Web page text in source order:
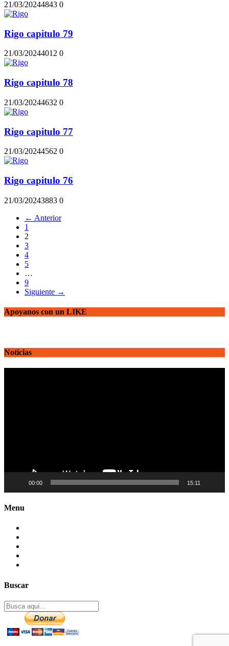
21/03/20244843 0
Rigo capitulo 79
21/03/20244012 0
Rigo capitulo 78
21/03/20244632 0
Rigo capitulo 77
21/03/20244562 0
Rigo capitulo 76
21/03/20243883 0
← Anterior
1
2
3
4
5
…
9
Siguiente →
Apoyanos con un LIKE
Noticias
00:00 15:11
Menu
Buscar